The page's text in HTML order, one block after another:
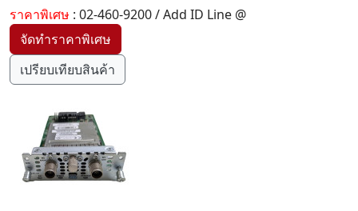
ราคาพิเศษ : 02-460-9200 / Add ID Line @
เปรียบเทียบสินค้า